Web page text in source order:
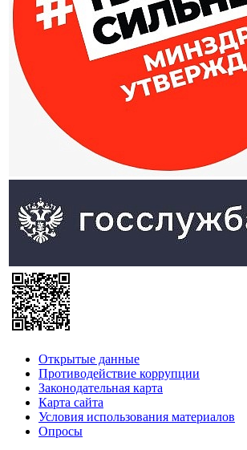
Открытые данные
Противодействие коррупции
Законодательная карта
Карта сайта
Условия использования материалов
Опросы